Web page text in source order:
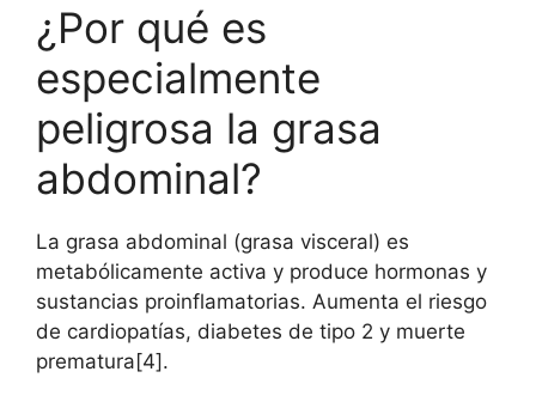
¿Por qué es
especialmente
peligrosa la grasa
abdominal?
La grasa abdominal (grasa visceral) es
metabólicamente activa y produce hormonas y
sustancias proinflamatorias. Aumenta el riesgo
de cardiopatías, diabetes de tipo 2 y muerte
prematura[4].